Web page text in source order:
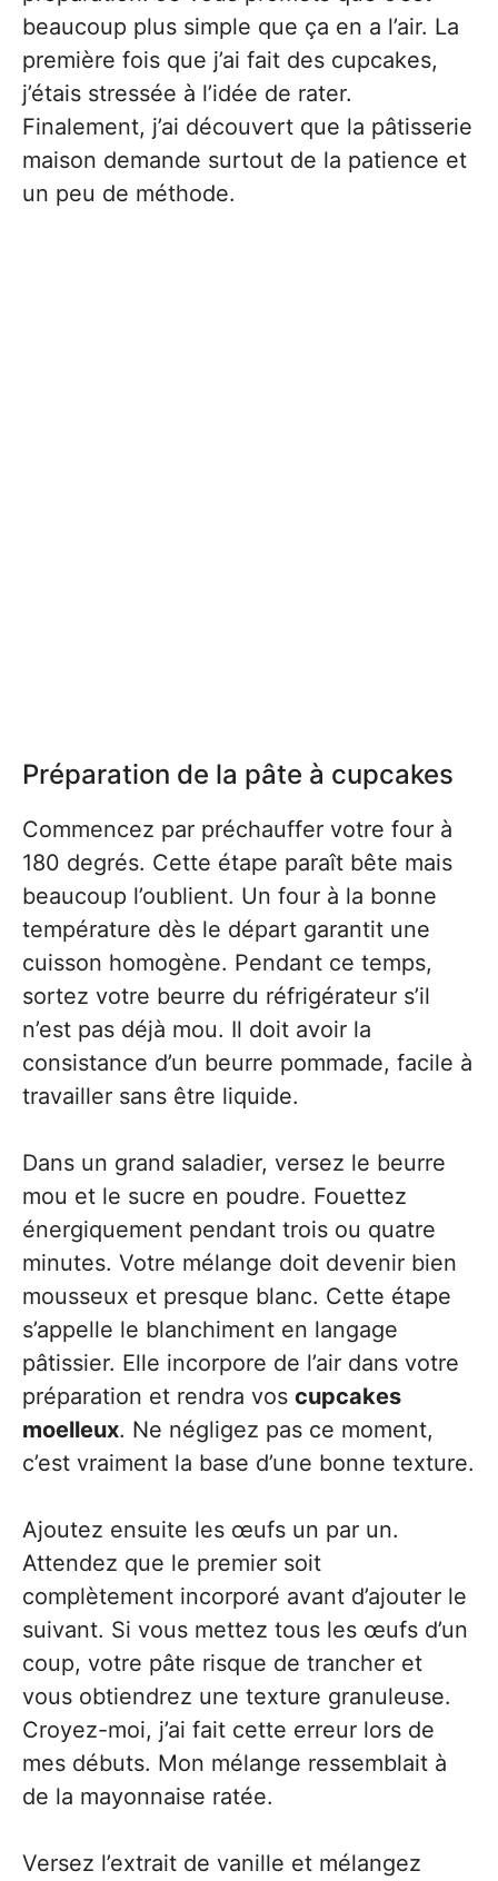
beaucoup plus simple que ça en a l’air. La
première fois que j’ai fait des cupcakes,
j’étais stressée à l’idée de rater.
Finalement, j’ai découvert que la pâtisserie
maison demande surtout de la patience et
un peu de méthode.
Préparation de la pâte à cupcakes
Commencez par préchauffer votre four à
180 degrés. Cette étape paraît bête mais
beaucoup l’oublient. Un four à la bonne
température dès le départ garantit une
cuisson homogène. Pendant ce temps,
sortez votre beurre du réfrigérateur s’il
n’est pas déjà mou. Il doit avoir la
consistance d’un beurre pommade, facile à
travailler sans être liquide.
Dans un grand saladier, versez le beurre
mou et le sucre en poudre. Fouettez
énergiquement pendant trois ou quatre
minutes. Votre mélange doit devenir bien
mousseux et presque blanc. Cette étape
s’appelle le blanchiment en langage
pâtissier. Elle incorpore de l’air dans votre
préparation et rendra vos cupcakes
moelleux. Ne négligez pas ce moment,
c’est vraiment la base d’une bonne texture.
Ajoutez ensuite les œufs un par un.
Attendez que le premier soit
complètement incorporé avant d’ajouter le
suivant. Si vous mettez tous les œufs d’un
coup, votre pâte risque de trancher et
vous obtiendrez une texture granuleuse.
Croyez-moi, j’ai fait cette erreur lors de
mes débuts. Mon mélange ressemblait à
de la mayonnaise ratée.
Versez l’extrait de vanille et mélangez